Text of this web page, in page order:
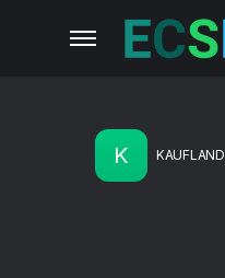
K KAUFLAND